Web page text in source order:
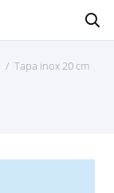
/ Tapa inox 20 cm